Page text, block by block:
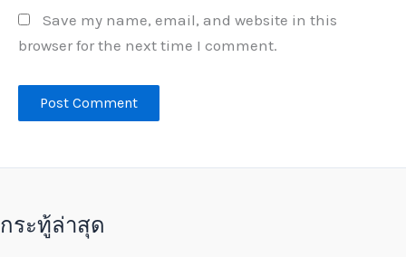
Save my name, email, and website in this
browser for the next time I comment.
กระทู้ล่าสุด